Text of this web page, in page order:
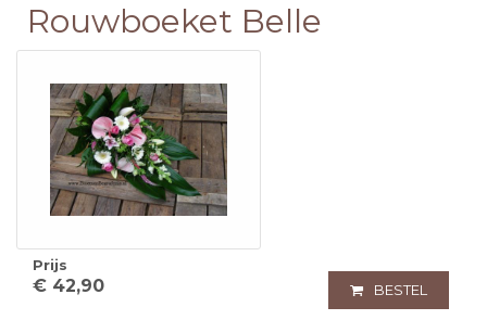
Rouwboeket Belle
Prijs
€ 42,90 BESTEL